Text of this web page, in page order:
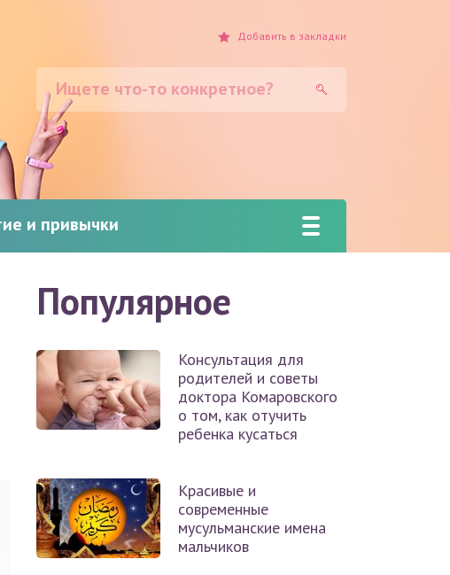
и привычки
Добавить в закладки
Популярное
Консультация для
родителей и советы
доктора Комаровского
о том, как отучить
ребенка кусаться
Красивые и
современные
мусульманские имена
мальчиков